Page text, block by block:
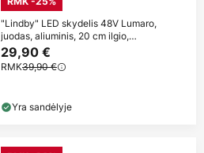
"Lindby" LED skydelis 48V Lumaro,
juodas, aliuminis, 20 cm ilgio,
reguliuojamas
29,90 €
RMK39,90 €
Yra sandėlyje